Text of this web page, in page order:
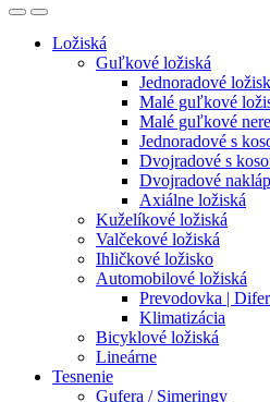
Ložiská
Guľkové ložiská
Jednoradové
Malé guľkové
Malé guľkové
Jednoradové s
Dvojradové s
Dvojradové
Axiálne ložiská
Kuželíkové ložiská
Valčekové ložiská
Ihličkové ložisko
Automobilové ložiská
Prevodovka |
Klimatizácia
Bicyklové ložiská
Lineárne
Tesnenie
Gufera / Simeringy